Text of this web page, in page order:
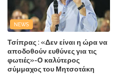
NEWS
Τσίπρας : «Δεν είναι η ώρα να
αποδοθούν ευθύνες για τις
φωτιές»-Ο καλύτερος
σύμμαχος του Μητσοτάκη